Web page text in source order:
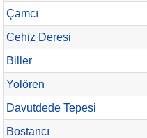
Çamcı
Cehiz Deresi
Biller
Yolören
Davutdede Tepesi
Bostancı